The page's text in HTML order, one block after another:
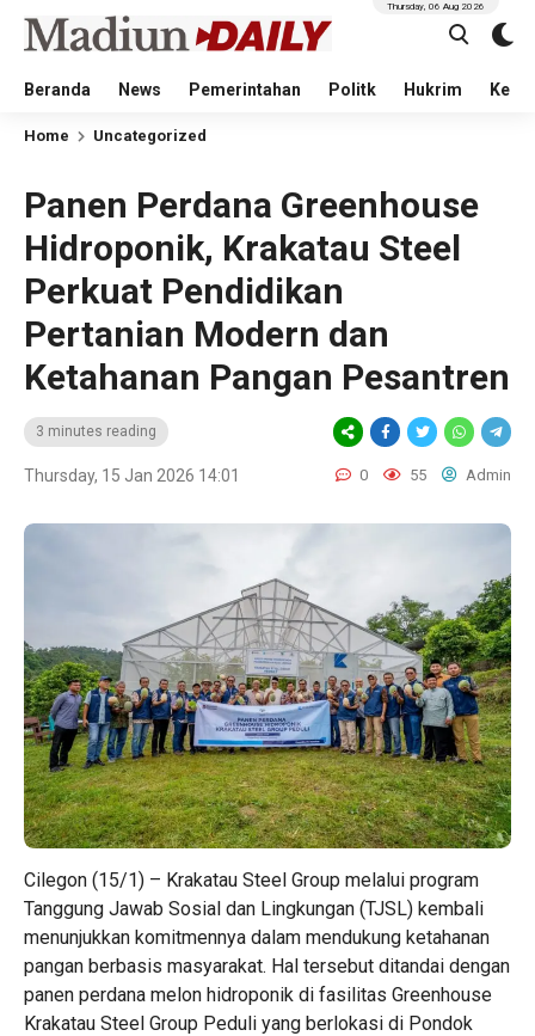
Beranda News Pemerintahan Politk Hukrim
Thursday, 06 Aug 2026
Home Uncategorized
Panen Perdana Greenhouse
Hidroponik, Krakatau Steel
Perkuat Pendidikan
Pertanian Modern dan
Ketahanan Pangan Pesantren
3 minutes reading
Thursday, 15 Jan 2026 14:01 0 55 Admin
Cilegon (15/1) – Krakatau Steel Group melalui program
Tanggung Jawab Sosial dan Lingkungan (TJSL) kembali
menunjukkan komitmennya dalam mendukung ketahanan
pangan berbasis masyarakat. Hal tersebut ditandai dengan
panen perdana melon hidroponik di fasilitas Greenhouse
Krakatau Steel Group Peduli yang berlokasi di Pondok